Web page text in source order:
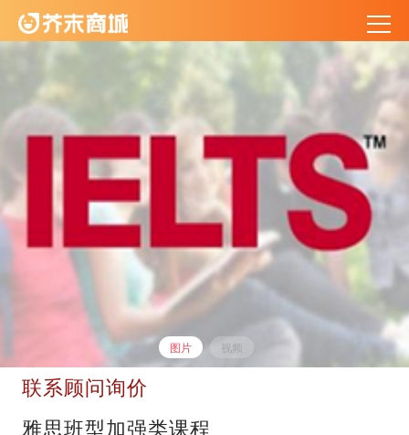
图片 视频
联系顾问询价
雅思班型加强类课程